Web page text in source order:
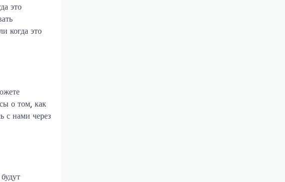
это
когда это
о том, как
с нами через